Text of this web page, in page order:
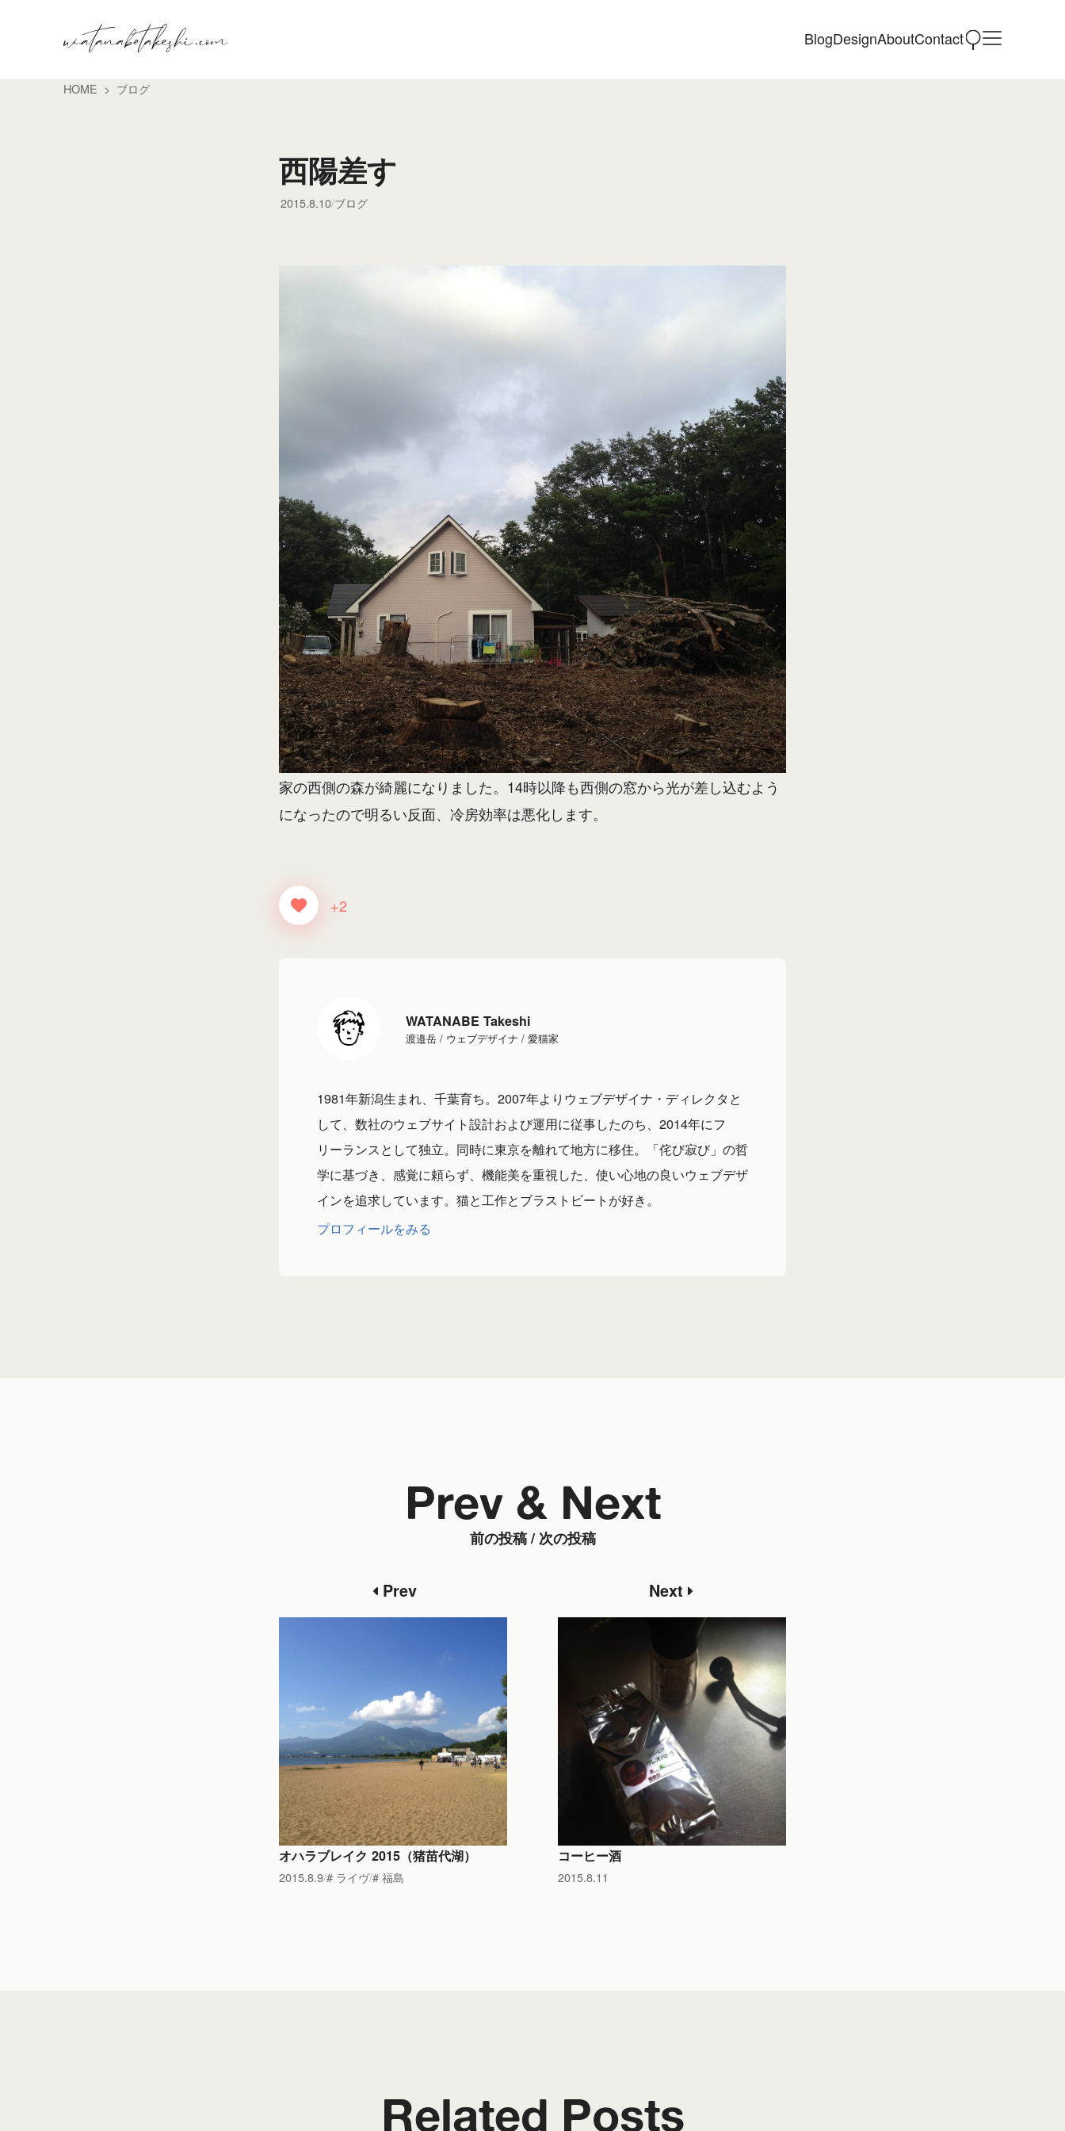
BlogDesignAboutContact
HOME ブログ
西陽差す
2015.8.10 ブログ
家の西側の森が綺麗になりました。14時以降も西側の窓から光が差し込むよう
になったので明るい反面、冷房効率は悪化します。
+2
WATANABE Takeshi
渡邉岳 / ウェブデザイナ / 愛猫家
1981年新潟生まれ、千葉育ち。2007年よりウェブデザイナ・ディレクタと
して、数社のウェブサイト設計および運用に従事したのち、2014年にフ
リーランスとして独立。同時に東京を離れて地方に移住。「侘び寂び」の哲
学に基づき、感覚に頼らず、機能美を重視した、使い心地の良いウェブデザ
インを追求しています。猫と工作とブラストビートが好き。
プロフィールをみる
前の投稿 / 次の投稿
Prev & Next
Prev
オハラブレイク 2015（猪苗代湖）
2015.8.9 ライヴ 福島
Next
コーヒー酒
2015.8.11
Related Posts